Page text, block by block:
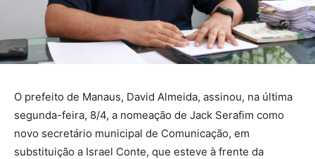
O prefeito de Manaus, David Almeida, assinou, na última
segunda-feira, 8/4, a nomeação de Jack Serafim como
novo secretário municipal de Comunicação, em
substituição a Israel Conte, que esteve à frente da